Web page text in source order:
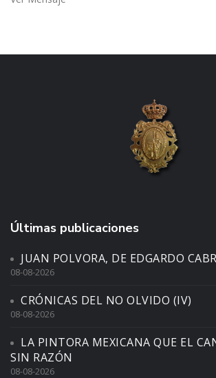
Últimas publicaciones
JUAN POLVORA, DE EDGARDO
08-08-2026
CRÓNICAS DEL NO OLVIDO (IV)
08-08-2026
LA PINTORA MEXICANA QUE EL
SIN RAZÓN
08-08-2026